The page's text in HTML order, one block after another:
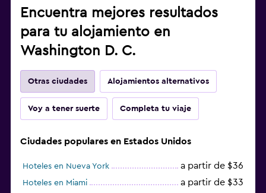
Encuentra mejores resultados
para tu alojamiento en
Washington D. C.
Otras ciudades Alojamientos alternativos
Voy a tener suerte Completa tu viaje
Ciudades populares en Estados Unidos
Hoteles en Nueva York a partir de $36
Hoteles en Miami a partir de $33